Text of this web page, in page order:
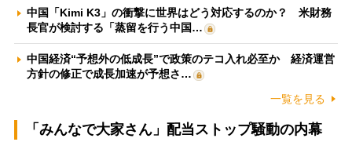
中国「Kimi K3」の衝撃に世界はどう対応するのか？ 米財務
長官が検討する「蒸留を行う中国…
中国経済“予想外の低成長”で政策のテコ入れ必至か 経済運営
方針の修正で成長加速が予想さ…
一覧を見る
「みんなで大家さん」配当ストップ騒動の内幕